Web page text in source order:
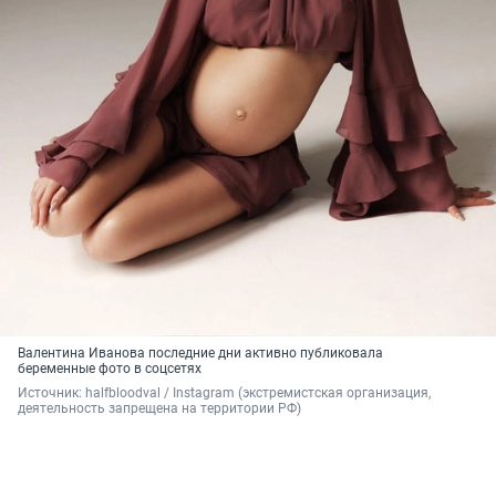
Валентина Иванова последние дни активно публиковала
беременные фото в соцсетях
Источник: halfbloodval / Instagram (экстремистская организация,
деятельность запрещена на территории РФ)